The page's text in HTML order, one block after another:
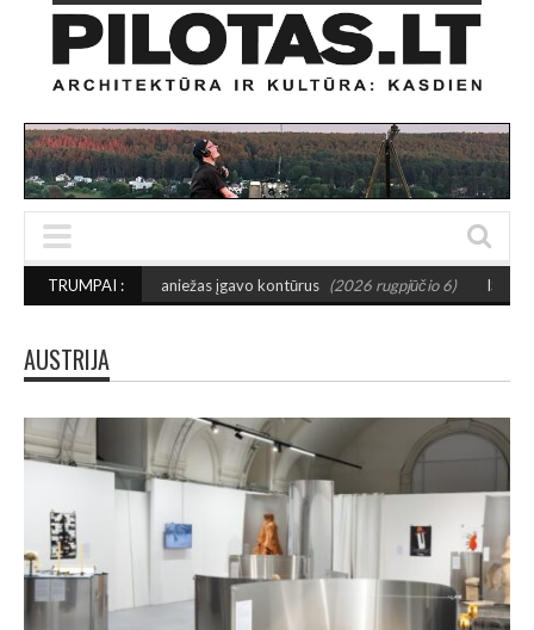
TRUMPAI :
maniežas įgavo kontūrus (2026 rugpjūčio 6) IŠSAUGOS
AUSTRIJA